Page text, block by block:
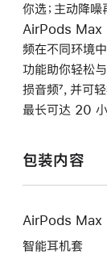
你选；主动降
AirPods Max 2
频在不同环境
功能助你轻松
损音频脚
注
⁷，并可
最长可达 20
包装内容
AirPods Max
智能耳机套